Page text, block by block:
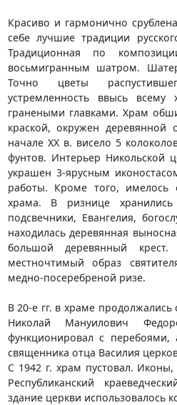
Красиво и гармонично
себе лучшие традиции
Традиционная по
восьмигранным шатром.
Точно цветы
устремленность ввысь
гранеными главками. Храм
краской, окружен деревянной
начале ХХ в. висело 5
фунтов. Интерьер Никольской
украшен 3-ярусным
работы. Кроме того,
храма. В ризнице
подсвечники, Евангелия,
находилась деревянная
большой деревянный
местночтимый образ
медно-посеребреной ризе.
В 20-е гг. в храме
Николай Мануилович
функционировал с
священника отца Василия
С 1942 г. храм пустовал.
Республиканский
здание церкви использовалось